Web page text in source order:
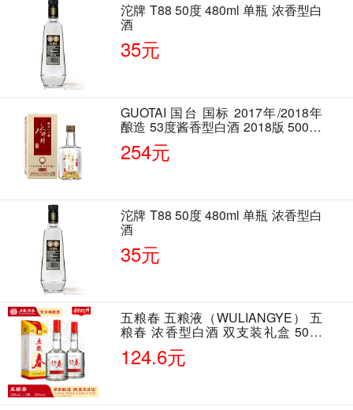
沱牌 T88 50度 480ml 单瓶 浓香型白
酒
35元
GUOTAI 国台 国标 2017年/2018年
酿造 53度酱香型白酒 2018版 500ml
单瓶装
254元
沱牌 T88 50度 480ml 单瓶 浓香型白
酒
35元
五粮春 五粮液（WULIANGYE） 五
粮春 浓香型白酒 双支装礼盒 50度
500ml*2瓶 含酒具
124.6元